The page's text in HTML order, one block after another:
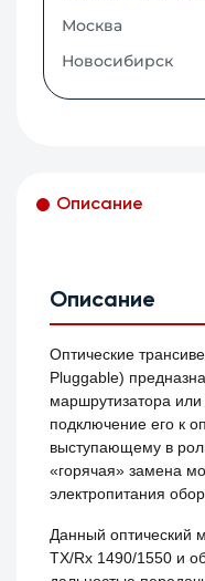
Москва
Новосибирск
Описание
Описание
Оптические
Pluggable)
маршрутизатора
подключение его к
выступающему в
«горячая» замена
электропитания
Данный оптический
TX/Rx 1490/1550 и